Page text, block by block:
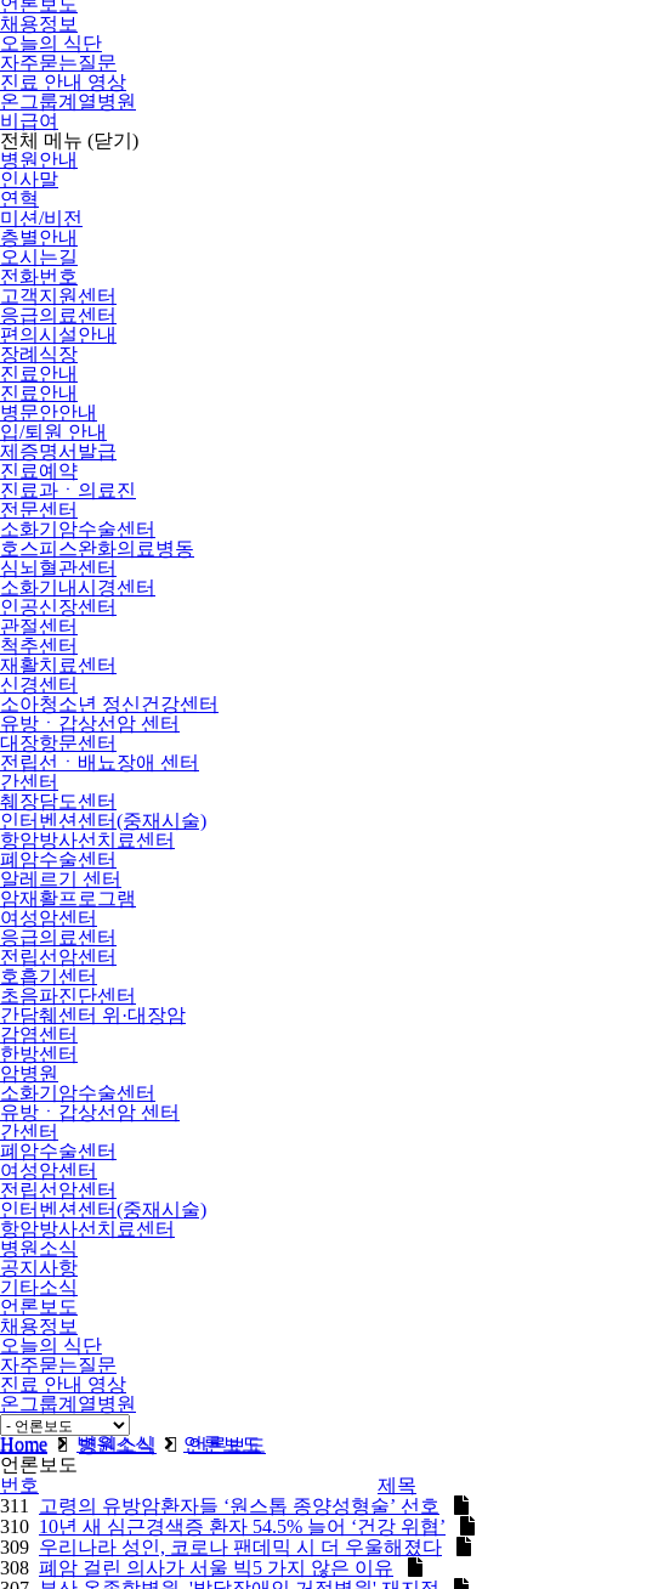
언론보도
채용정보
오늘의 식단
자주묻는질문
진료 안내 영상
온그룹계열병원
비급여
전체 메뉴 (닫기)
병원안내
인사말
연혁
미션/비전
층별안내
오시는길
전화번호
고객지원센터
응급의료센터
편의시설안내
장례식장
진료안내
진료안내
병문안안내
입/퇴원 안내
제증명서발급
진료예약
진료과ㆍ의료진
전문센터
소화기암수술센터
호스피스완화의료병동
심뇌혈관센터
소화기내시경센터
인공신장센터
관절센터
척추센터
재활치료센터
신경센터
소아청소년 정신건강센터
유방ㆍ갑상선암 센터
대장항문센터
전립선ㆍ배뇨장애 센터
간센터
췌장담도센터
인터벤션센터(중재시술)
항암방사선치료센터
폐암수술센터
알레르기 센터
암재활프로그램
여성암센터
응급의료센터
전립선암센터
호흡기센터
초음파진단센터
간담췌센터 위·대장암
감염센터
한방센터
암병원
소화기암수술센터
유방ㆍ갑상선암 센터
간센터
폐암수술센터
여성암센터
전립선암센터
인터벤션센터(중재시술)
항암방사선치료센터
병원소식
공지사항
기타소식
언론보도
채용정보
오늘의 식단
자주묻는질문
진료 안내 영상
온그룹계열병원
비급여
Home
병원소식 언론보도
Home 병원소식
언론보도
언론보도
번호
제목
311
고령의 유방암환자들 ‘원스톱 종양성형술’ 선호
310 10년 새 심근경색증 환자 54.5% 늘어 ‘건강 위협’
309 우리나라 성인, 코로나 팬데믹 시 더 우울해졌다
308 폐암 걸린 의사가 서울 빅5 가지 않은 이유